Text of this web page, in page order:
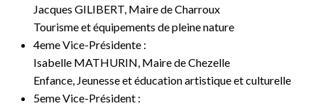
Jacques GILIBERT, Maire de Charroux
Tourisme et équipements de pleine nature
4eme Vice-Présidente :
Isabelle MATHURIN, Maire de Chezelle
Enfance, Jeunesse et éducation artistique et culturelle
5eme Vice-Président :